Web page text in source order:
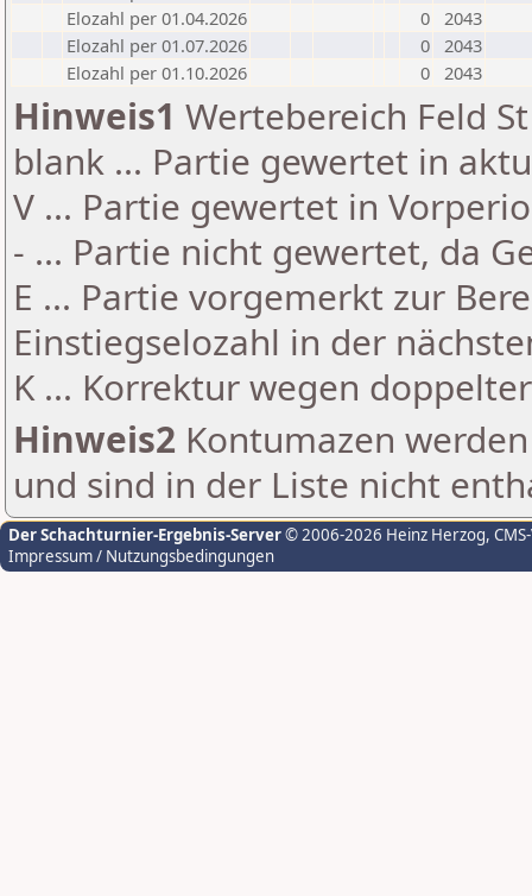
Elozahl per 01.04.2026
0 2043
Elozahl per 01.07.2026
0 2043
Elozahl per 01.10.2026
0 2043
Hinweis1 Wertebereich Feld
blank ... Partie gewertet in
V ... Partie gewertet in
- ... Partie nicht gewertet, da
E ... Partie vorgemerkt zur
Einstiegselozahl in der
K ... Korrektur wegen
Hinweis2 Kontumazen
und sind in der Liste nicht
Der Schachturnier-Ergebnis-Server© 2006-2026 Heinz Herzog,
Impressum / Nutzungsbedingungen